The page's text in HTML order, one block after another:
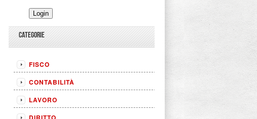
CATEGORIE
FISCO
CONTABILITÀ
LAVORO